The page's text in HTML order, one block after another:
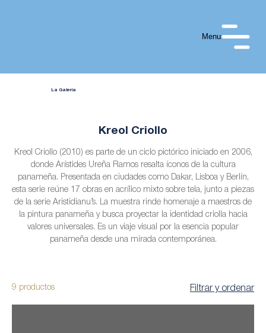
Menu
La Galería
Kreol Criollo
Kreol Criollo (2010) es parte de un ciclo pictórico iniciado en 2006,
donde Arístides Ureña Ramos resalta íconos de la cultura
panameña. Presentada en ciudades como Dakar, Lisboa y Berlín,
esta serie reúne 17 obras en acrílico mixto sobre tela, junto a piezas
de la serie Aristidianu’s. La muestra rinde homenaje a maestros de
la pintura panameña y busca proyectar la identidad criolla hacia
valores universales. Es un viaje visual por la esencia popular
panameña desde una mirada contemporánea.
9 productos Filtrar y ordenar